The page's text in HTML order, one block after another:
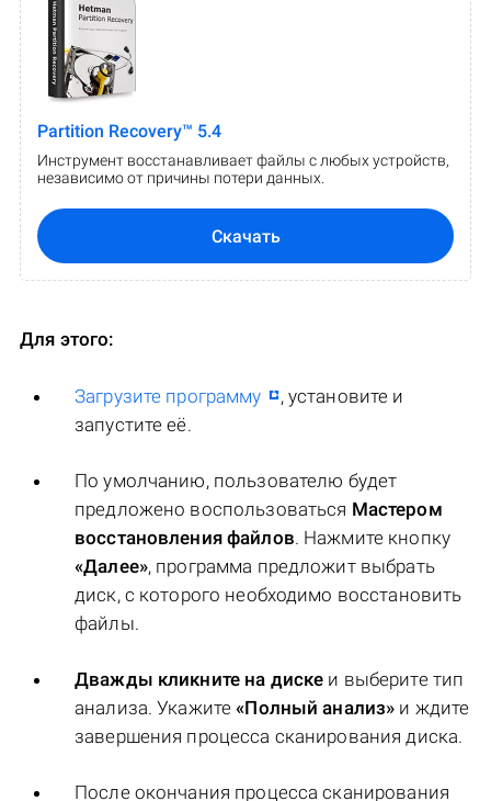
Partition Recovery™ 5.4
Инструмент восстанавливает файлы с любых устройств,
независимо от причины потери данных.
Скачать
Для этого:
Загрузите программу
, установите и
запустите её.
По умолчанию, пользователю будет
предложено воспользоваться Мастером
восстановления файлов. Нажмите кнопку
«Далее», программа предложит выбрать
диск, с которого необходимо восстановить
файлы.
Дважды кликните на диске и выберите тип
анализа. Укажите«Полный анализ» и ждите
завершения процесса сканирования диска.
После окончания процесса сканирования